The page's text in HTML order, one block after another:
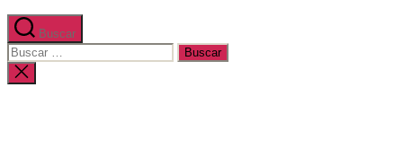
Buscar
Buscar:
Cerrar
la